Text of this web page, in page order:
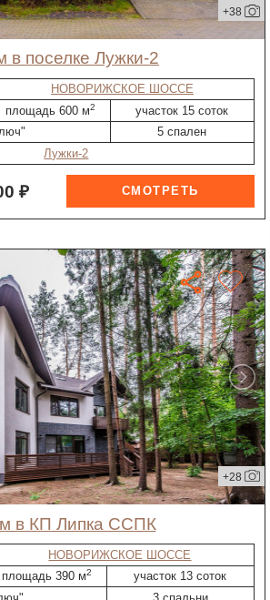
+38
в поселке Лужки-2
НОВОРИЖСКОЕ ШОССЕ
площадь 600 м2
участок 15 соток
5 спален
Лужки-2
₽
+28
в КП Липка ССПК
НОВОРИЖСКОЕ ШОССЕ
площадь 390 м2
участок 13 соток